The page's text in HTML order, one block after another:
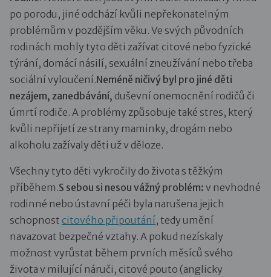
po porodu, jiné odchází kvůli nepřekonatelným
problémům v pozdějším věku. Ve svých původních
rodinách mohly tyto děti zažívat citové nebo fyzické
týrání, domácí násilí, sexuální zneužívání nebo třeba
sociální vyloučení.Neméně ničivý byl pro jiné děti
nezájem, zanedbávání, duševní onemocnění rodičů či
úmrtí rodiče. A problémy způsobuje také stres, který
kvůli nepřijetí ze strany maminky, drogám nebo
alkoholu zažívaly děti už v děloze.
Všechny tyto děti vykročily do života s těžkým
příběhem.S sebou si nesou vážný problém: v nevhodné
rodinné nebo ústavní péči byla narušena jejich
schopnost citového připoutání, tedy umění
navazovat bezpečné vztahy. A pokud nezískaly
možnost vyrůstat během prvních měsíců svého
života v milující náruči, citové pouto (anglicky